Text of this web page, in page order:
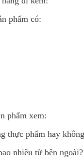
phẩm có:
phẩm xem:
thực phẩm hay
nhiêu từ bên ngoài?